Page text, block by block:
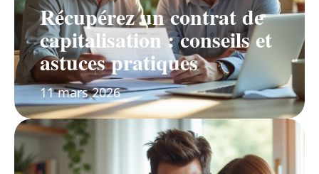
Récupérez un contrat de
capitalisation : conseils et
astuces pratiques
11 mars 2026